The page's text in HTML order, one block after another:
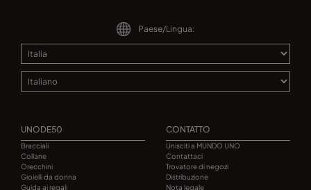
Paese/Lingua:
UNODE50
Bracciali
Collane
Orecchini
Gioielli da donna
Guida ai regali
CONTATTO
Unisciti a MUNDO UNO
Contattaci
Trovatore di negozi
Distribuzione
Nota legale